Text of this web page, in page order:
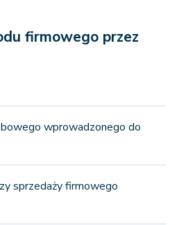
firmowego przez
wprowadzonego do
sprzedaży firmowego